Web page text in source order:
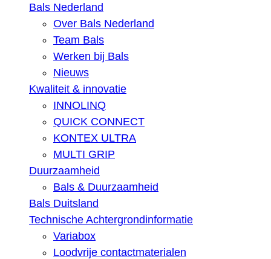
Bals Nederland
Over Bals Nederland
Team Bals
Werken bij Bals
Nieuws
Kwaliteit & innovatie
INNOLINQ
QUICK CONNECT
KONTEX ULTRA
MULTI GRIP
Duurzaamheid
Bals & Duurzaamheid
Bals Duitsland
Technische Achtergrondinformatie
Variabox
Loodvrije contactmaterialen